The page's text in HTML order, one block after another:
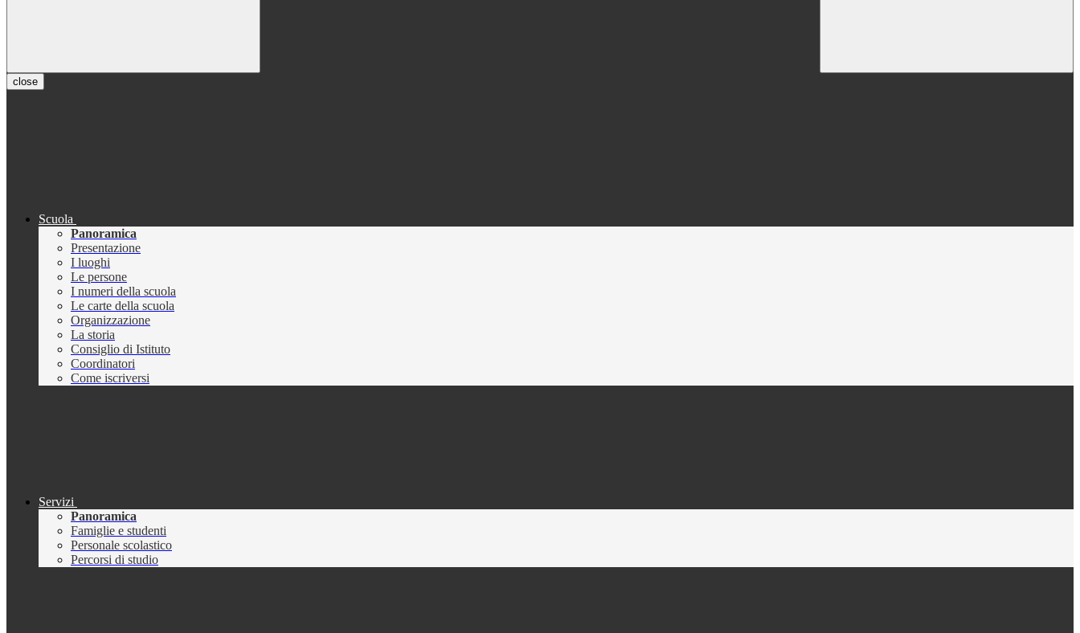
close
Scuola
Panoramica
Presentazione
I luoghi
Le persone
I numeri della scuola
Le carte della scuola
Organizzazione
La storia
Consiglio di Istituto
Coordinatori
Come iscriversi
Servizi
Panoramica
Famiglie e studenti
Personale scolastico
Percorsi di studio